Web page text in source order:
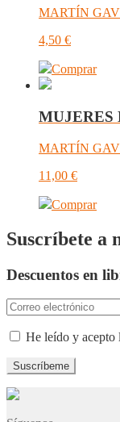
MARTÍN
4,50 €
Comprar
MUJERES
MARTÍN
11,00 €
Comprar
Suscríbete a
Descuentos en
He leído y acepto